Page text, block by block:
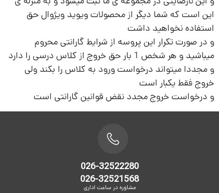
این است که شما دیگر از محصولات ویوید ویژوال حق
استفاده نخواهید داشت
و در صورت تکرار این پروسه از شرایط گارانتی محروم
میباشید و هر شخص 1 بار حق خروج از کلاس درسی را دارد
و مجددا میتواند درخواست ورود به کلاس را بکند ولی
خروج فقط یکبار است
و درخواست خروج مجدد نقض قوانین گارانتی است
026-32522280
026-32521568
مشاوره در ساعت اداری